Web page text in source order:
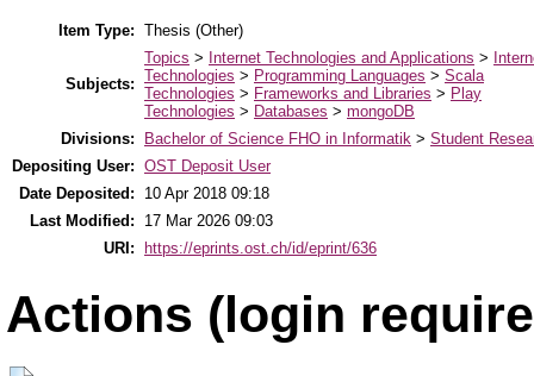
Item Type: Thesis (Other)
Subjects:
Topics > Internet Technologies and Applications >
Technologies > Programming Languages > Scala
Technologies > Frameworks and Libraries > Play
Technologies > Databases > mongoDB
Divisions:
Bachelor of Science FHO in Informatik > Student
Depositing User: OST Deposit User
Date Deposited:
10 Apr 2018 09:18
Last Modified:
17 Mar 2026 09:03
URI:
https://eprints.ost.ch/id/eprint/636
Actions (login